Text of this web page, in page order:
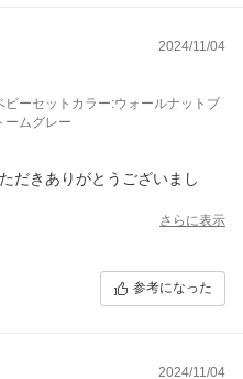
2024/11/04
ーセットカラー:ウォールナットブ
ームグレー
だきありがとうございまし
さらに表示
参考になった
2024/11/04